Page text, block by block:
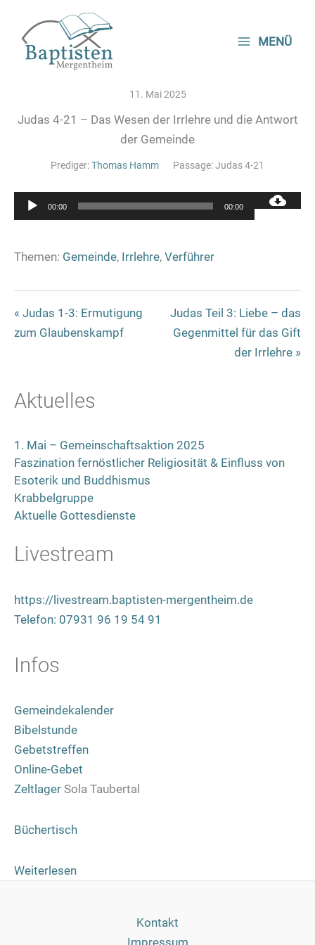
Inhalt
springen
MENÜ
11. Mai 2025
Judas 4-21 – Das Wesen der Irrlehre und die Antwort
der Gemeinde
Prediger:Thomas Hamm Passage:Judas 4-21
Audio-
Player
00:00 00:00
Themen: Gemeinde, Irrlehre, Verführer
« Judas 1-3: Ermutigung
zum Glaubenskampf
Judas Teil 3: Liebe – das
Gegenmittel für das Gift
der Irrlehre »
Aktuelles
1. Mai – Gemeinschaftsaktion 2025
Faszination fernöstlicher Religiosität & Einfluss von
Esoterik und Buddhismus
Krabbelgruppe
Aktuelle Gottesdienste
Livestream
https://livestream.baptisten-mergentheim.de
Telefon: 07931 96 19 54 91
Infos
Gemeindekalender
Bibelstunde
Gebetstreffen
Online-Gebet
Zeltlager Sola Taubertal
Büchertisch
Weiterlesen:
Kontakt
Impressum